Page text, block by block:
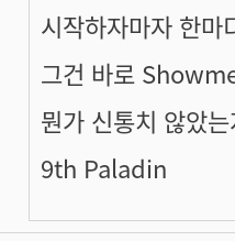
시작하자마자 한마
그건 바로
뭔가 신통치 않았
9th Paladin